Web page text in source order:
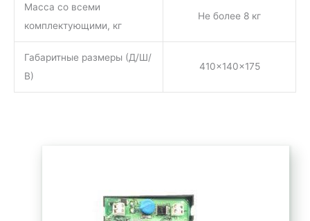
Масса со всеми
комплектующими, кг
Не более 8 кг
Габаритные размеры (Д/Ш/
В)
410x140x175